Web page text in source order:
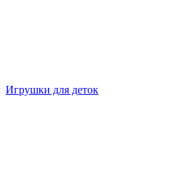
Игрушки для деток